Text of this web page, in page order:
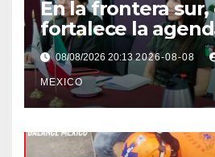
En la frontera sur,
fortalece la
trabajo conjunta
Consulado de
08/08/2026 20:13 2026-08-08
MEXICO